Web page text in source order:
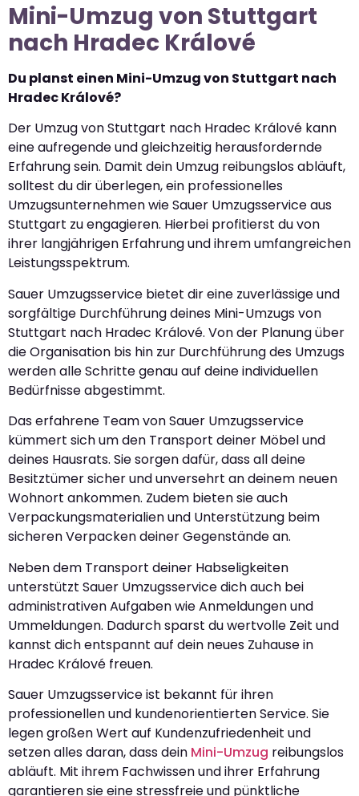
Mini-Umzug von Stuttgart
nach Hradec Králové
Du planst einen Mini-Umzug von Stuttgart nach
Hradec Králové?
Der Umzug von Stuttgart nach Hradec Králové kann
eine aufregende und gleichzeitig herausfordernde
Erfahrung sein. Damit dein Umzug reibungslos abläuft,
solltest du dir überlegen, ein professionelles
Umzugsunternehmen wie Sauer Umzugsservice aus
Stuttgart zu engagieren. Hierbei profitierst du von
ihrer langjährigen Erfahrung und ihrem umfangreichen
Leistungsspektrum.
Sauer Umzugsservice bietet dir eine zuverlässige und
sorgfältige Durchführung deines Mini-Umzugs von
Stuttgart nach Hradec Králové. Von der Planung über
die Organisation bis hin zur Durchführung des Umzugs
werden alle Schritte genau auf deine individuellen
Bedürfnisse abgestimmt.
Das erfahrene Team von Sauer Umzugsservice
kümmert sich um den Transport deiner Möbel und
deines Hausrats. Sie sorgen dafür, dass all deine
Besitztümer sicher und unversehrt an deinem neuen
Wohnort ankommen. Zudem bieten sie auch
Verpackungsmaterialien und Unterstützung beim
sicheren Verpacken deiner Gegenstände an.
Neben dem Transport deiner Habseligkeiten
unterstützt Sauer Umzugsservice dich auch bei
administrativen Aufgaben wie Anmeldungen und
Ummeldungen. Dadurch sparst du wertvolle Zeit und
kannst dich entspannt auf dein neues Zuhause in
Hradec Králové freuen.
Sauer Umzugsservice ist bekannt für ihren
professionellen und kundenorientierten Service. Sie
legen großen Wert auf Kundenzufriedenheit und
setzen alles daran, dass dein Mini-Umzug reibungslos
abläuft. Mit ihrem Fachwissen und ihrer Erfahrung
garantieren sie eine stressfreie und pünktliche